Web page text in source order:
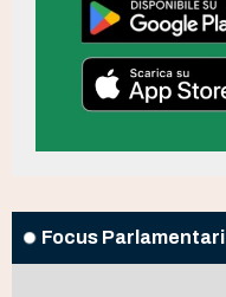
Focus Parlamentari